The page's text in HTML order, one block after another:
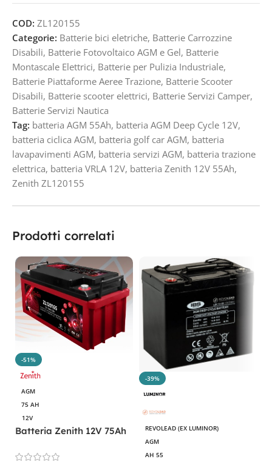
COD: ZL120155
Categorie: Batterie bici eletriche, Batterie Carrozzine
Disabili, Batterie Fotovoltaico AGM e Gel, Batterie
Montascale Elettrici, Batterie per Pulizia Industriale,
Batterie Piattaforme Aeree Trazione, Batterie Scooter
Disabili, Batterie scooter elettrici, Batterie Servizi Camper,
Batterie Servizi Nautica
Tag: batteria AGM 55Ah, batteria AGM Deep Cycle 12V,
batteria ciclica AGM, batteria golf car AGM, batteria
lavapavimenti AGM, batteria servizi AGM, batteria trazione
elettrica, batteria VRLA 12V, batteria Zenith 12V 55Ah,
Zenith ZL120155
Prodotti correlati
-51%
AGM
75 AH
12V
Batteria Zenith 12V 75Ah
ZL120165
-39%
REVOLEAD (EX LUMINOR)
AGM
AH 55